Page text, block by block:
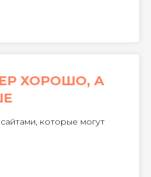
ХОРОШО, А
которые могут